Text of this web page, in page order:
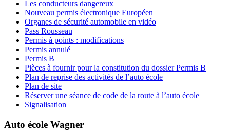
Les conducteurs dangereux
Nouveau permis électronique Européen
Organes de sécurité automobile en vidéo
Pass Rousseau
Permis à points : modifications
Permis annulé
Permis B
Pièces à fournir pour la constitution du dossier Permis B
Plan de reprise des activités de l’auto école
Plan de site
Réserver une séance de code de la route à l’auto école
Signalisation
Auto école Wagner